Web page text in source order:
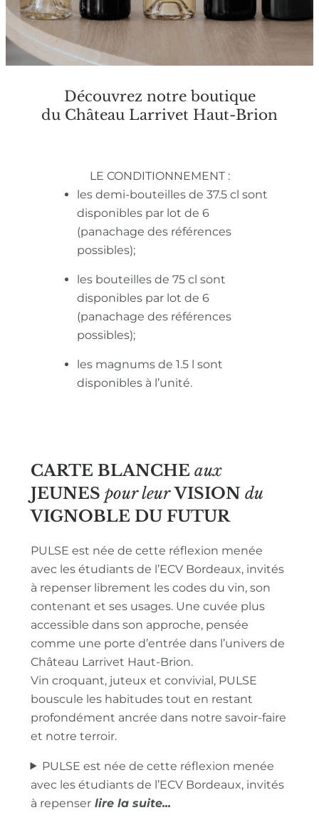
Découvrez notre boutique
du Château Larrivet Haut-Brion
LE CONDITIONNEMENT :
les demi-bouteilles de 37.5 cl sont
disponibles par lot de 6
(panachage des références
possibles);
les bouteilles de 75 cl sont
disponibles par lot de 6
(panachage des références
possibles);
les magnums de 1.5 l sont
disponibles à l’unité.
CARTE BLANCHE aux
JEUNES pour leur VISION du
VIGNOBLE DU FUTUR
PULSE est née de cette réflexion menée
avec les étudiants de l’ECV Bordeaux, invités
à repenser librement les codes du vin, son
contenant et ses usages. Une cuvée plus
accessible dans son approche, pensée
comme une porte d’entrée dans l’univers de
Château Larrivet Haut-Brion.
Vin croquant, juteux et convivial, PULSE
bouscule les habitudes tout en restant
profondément ancrée dans notre savoir-faire
et notre terroir.
PULSE est née de cette réflexion menée
avec les étudiants de l’ECV Bordeaux, invités
à repenser